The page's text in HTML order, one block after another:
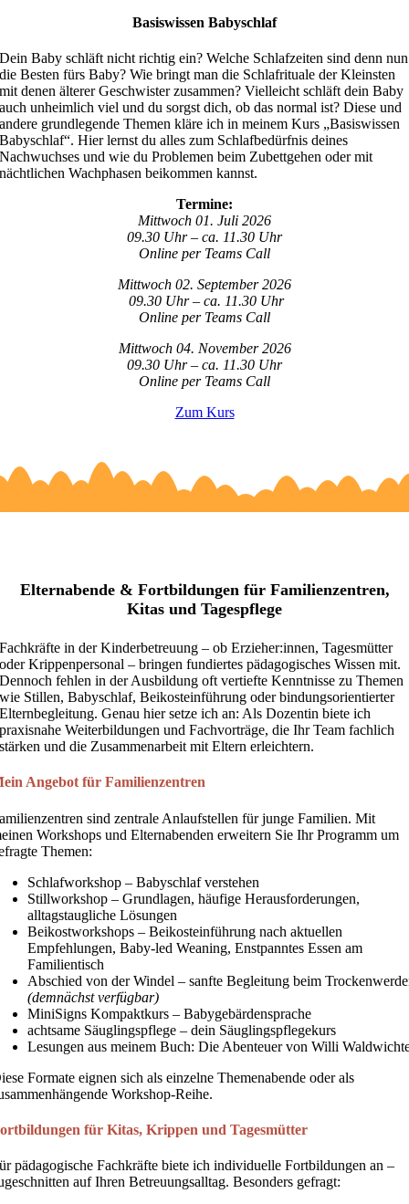
Basiswissen Babyschlaf
Dein Baby schläft nicht richtig ein? Welche Schlafzeiten sind denn nun
die Besten fürs Baby? Wie bringt man die Schlafrituale der Kleinsten
mit denen älterer Geschwister zusammen? Vielleicht schläft dein Baby
auch unheimlich viel und du sorgst dich, ob das normal ist? Diese und
andere grundlegende Themen kläre ich in meinem Kurs „Basiswissen
Babyschlaf“. Hier lernst du alles zum Schlafbedürfnis deines
Nachwuchses und wie du Problemen beim Zubettgehen oder mit
nächtlichen Wachphasen beikommen kannst.
Termine:
Mittwoch 01. Juli 2026
09.30 Uhr – ca. 11.30 Uhr
Online per Teams Call
Mittwoch 02. September 2026
09.30 Uhr – ca. 11.30 Uhr
Online per Teams Call
Mittwoch 04. November 2026
09.30 Uhr – ca. 11.30 Uhr
Online per Teams Call
Zum Kurs
Elternabende & Fortbildungen für Familienzentren,
Kitas und Tagespflege
Fachkräfte in der Kinderbetreuung – ob Erzieher:innen, Tagesmütter
oder Krippenpersonal – bringen fundiertes pädagogisches Wissen mit.
Dennoch fehlen in der Ausbildung oft vertiefte Kenntnisse zu Themen
wie Stillen, Babyschlaf, Beikosteinführung oder bindungsorientierter
Elternbegleitung. Genau hier setze ich an: Als Dozentin biete ich
praxisnahe Weiterbildungen und Fachvorträge, die Ihr Team fachlich
stärken und die Zusammenarbeit mit Eltern erleichtern.
Angebot für Familienzentren
sind zentrale Anlaufstellen für junge Familien. Mit
Workshops und Elternabenden erweitern Sie Ihr Programm um
Themen:
Schlafworkshop – Babyschlaf verstehen
Stillworkshop – Grundlagen, häufige Herausforderungen,
alltagstaugliche Lösungen
Beikostworkshops– Beikosteinführung nach aktuellen
Empfehlungen, Baby-led Weaning, Enstpanntes Essen am
Familientisch
Abschied von der Windel – sanfte Begleitung beim
(demnächst verfügbar)
MiniSigns Kompaktkurs – Babygebärdensprache
achtsame Säuglingspflege – dein Säuglingspflegekurs
Lesungen aus meinem Buch: Die Abenteuer von Willi
Formate eignen sich als einzelne Themenabende oder als
Workshop-Reihe.
für Kitas, Krippen und Tagesmütter
pädagogische Fachkräfte biete ich individuelle Fortbildungen an –
auf Ihren Betreuungsalltag. Besonders gefragt: